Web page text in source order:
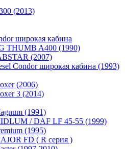
(2013)
широкая кабина
THUMB A400 (1990)
(2007)
Condor широкая кабина (1993)
(2006)
3 (2014)
(1991)
/ DAF LF 45-55 (1999)
(1995)
FD ( R серия )